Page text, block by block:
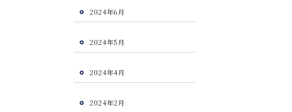
2024年6月
2024年5月
2024年4月
2024年2月